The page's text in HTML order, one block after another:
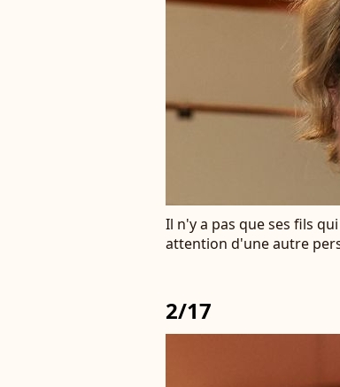
Il n'y a pas que ses fils
attention d'une autre
2/17